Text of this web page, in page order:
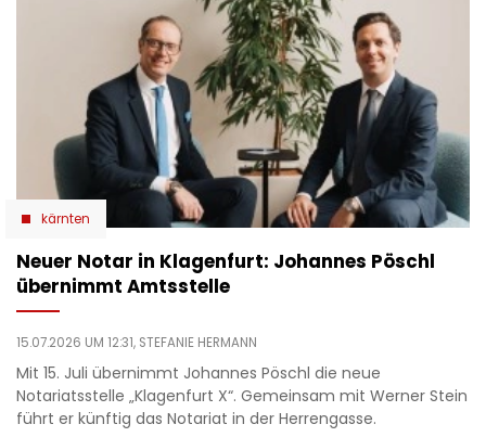
kärnten
Neuer Notar in Klagenfurt: Johannes Pöschl
übernimmt Amtsstelle
15.07.2026 UM 12:31, STEFANIE HERMANN
Mit 15. Juli übernimmt Johannes Pöschl die neue
Notariatsstelle „Klagenfurt X“. Gemeinsam mit Werner Stein
führt er künftig das Notariat in der Herrengasse.